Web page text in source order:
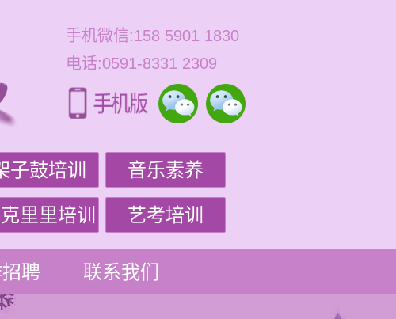
手机微信:158 5901 1830
电话:0591-8331 2309
子鼓培训 音乐素养
里里培训 艺考培训
聘 联系我们